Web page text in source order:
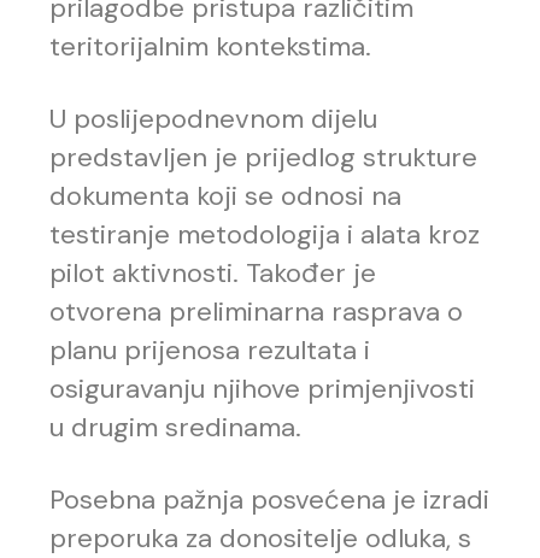
prilagodbe pristupa različitim
teritorijalnim kontekstima.
U poslijepodnevnom dijelu
predstavljen je prijedlog strukture
dokumenta koji se odnosi na
testiranje metodologija i alata kroz
pilot aktivnosti. Također je
otvorena preliminarna rasprava o
planu prijenosa rezultata i
osiguravanju njihove primjenjivosti
u drugim sredinama.
Posebna pažnja posvećena je izradi
preporuka za donositelje odluka, s